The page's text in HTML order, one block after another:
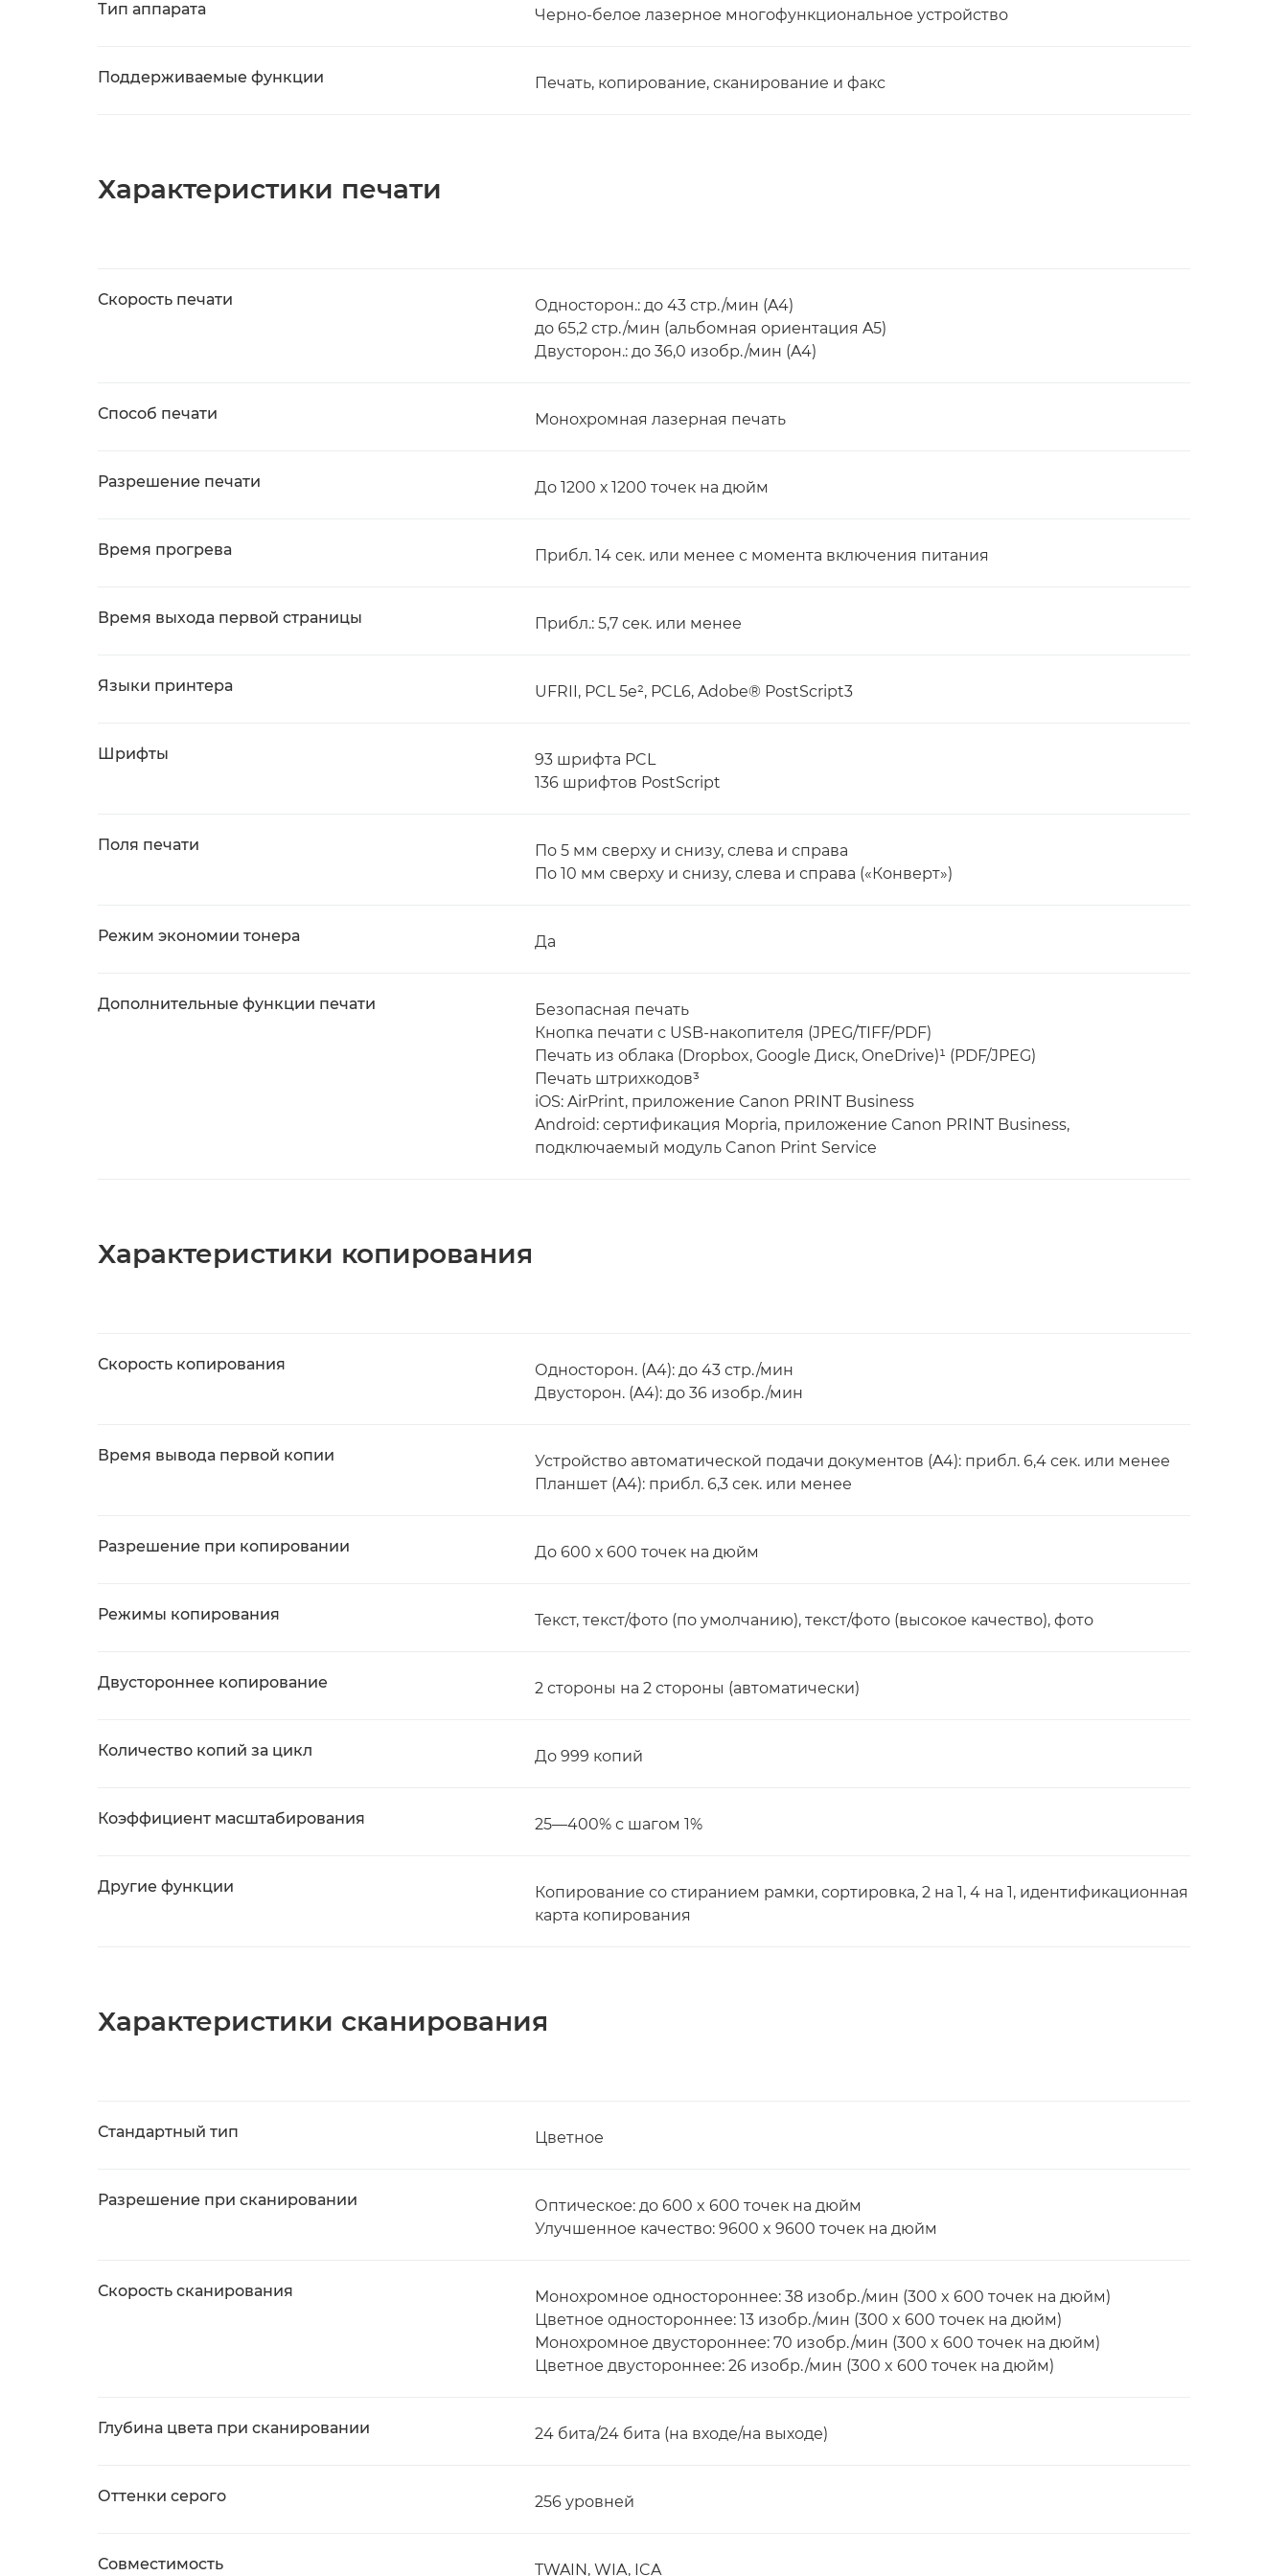
Тип аппарата Черно-белое лазерное многофункциональное устройство
Поддерживаемые функции Печать, копирование, сканирование и факс
Характеристики печати
Скорость печати
Односторон.: до 43 стр./мин (A4)
до 65,2 стр./мин (альбомная ориентация A5)
Двусторон.: до 36,0 изобр./мин (A4)
Способ печати Монохромная лазерная печать
Разрешение печати До 1200 х 1200 точек на дюйм
Время прогрева Прибл. 14 сек. или менее с момента включения питания
Время выхода первой страницы Прибл.: 5,7 сек. или менее
Языки принтера UFRII, PCL 5e², PCL6, Adobe® PostScript3
Шрифты
93 шрифта PCL
136 шрифтов PostScript
Поля печати
По 5 мм сверху и снизу, слева и справа
По 10 мм сверху и снизу, слева и справа («Конверт»)
Режим экономии тонера Да
Дополнительные функции печати
Безопасная печать
Кнопка печати с USB-накопителя (JPEG/TIFF/PDF)
Печать из облака (Dropbox, Google Диск, OneDrive)¹ (PDF/JPEG)
Печать штрихкодов³
iOS: AirPrint, приложение Canon PRINT Business
Android: сертификация Mopria, приложение Canon PRINT Business,
подключаемый модуль Canon Print Service
Характеристики копирования
Скорость копирования
Односторон. (A4): до 43 стр./мин
Двусторон. (A4): до 36 изобр./мин
Время вывода первой копии
Устройство автоматической подачи документов (A4): прибл. 6,4 сек. или менее
Планшет (A4): прибл. 6,3 сек. или менее
Разрешение при копировании До 600 х 600 точек на дюйм
Режимы копирования Текст, текст/фото (по умолчанию), текст/фото (высокое качество), фото
Двустороннее копирование 2 стороны на 2 стороны (автоматически)
Количество копий за цикл До 999 копий
Коэффициент масштабирования 25—400% с шагом 1%
Другие функции
Копирование со стиранием рамки, сортировка, 2 на 1, 4 на 1, идентификационная
карта копирования
Характеристики сканирования
Стандартный тип Цветное
Разрешение при сканировании
Оптическое: до 600 x 600 точек на дюйм
Улучшенное качество: 9600 x 9600 точек на дюйм
Скорость сканирования
Монохромное одностороннее: 38 изобр./мин (300 x 600 точек на дюйм)
Цветное одностороннее: 13 изобр./мин (300 x 600 точек на дюйм)
Монохромное двустороннее: 70 изобр./мин (300 x 600 точек на дюйм)
Цветное двустороннее: 26 изобр./мин (300 x 600 точек на дюйм)
Глубина цвета при сканировании 24 бита/24 бита (на входе/на выходе)
Оттенки серого 256 уровней
Совместимость TWAIN, WIA, ICA